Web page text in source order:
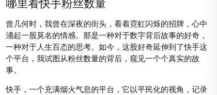
哪里看快手粉丝数量
曾几何时，我曾在深夜的街头，看着霓虹闪烁的招牌，心中
涌起一股莫名的情感。那是一种对于数字背后故事的好奇，
一种对于人生百态的思考。如今，这股好奇延伸到了快手这
个平台，我试图从粉丝数量的背后，窥见一个个真实的故
事。
快手，一个充满烟火气息的平台，它以平民化的视角，记录